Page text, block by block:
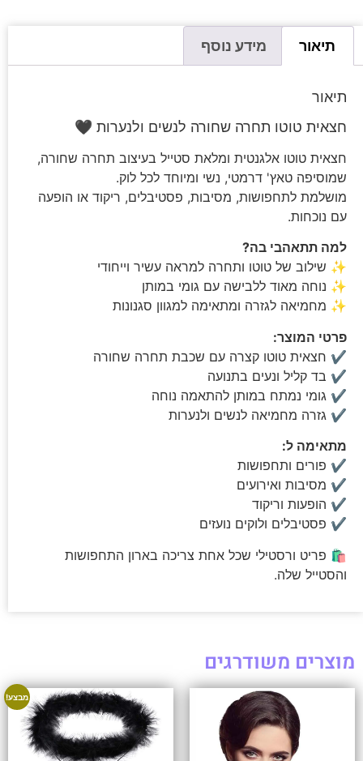
תיאור מידע נוסף
תיאור
חצאית טוטו תחרה שחורה לנשים ולנערות 🖤
חצאית טוטו אלגנטית ומלאת סטייל בעיצוב תחרה שחורה,
שמוסיפה טאץ' דרמטי, נשי ומיוחד לכל לוק.
מושלמת לתחפושות, מסיבות, פסטיבלים, ריקוד או הופעה
עם נוכחות.
למה תתאהבי בה?
✨ שילוב של טוטו ותחרה למראה עשיר וייחודי
✨ נוחה מאוד ללבישה עם גומי במותן
✨ מחמיאה לגזרה ומתאימה למגוון סגנונות
פרטי המוצר:
✔ חצאית טוטו קצרה עם שכבת תחרה שחורה
✔ בד קליל ונעים בתנועה
✔ גומי נמתח במותן להתאמה נוחה
✔ גזרה מחמיאה לנשים ולנערות
מתאימה ל:
✔ פורים ותחפושות
✔ מסיבות ואירועים
✔ הופעות וריקוד
✔ פסטיבלים ולוקים נועזים
🛍️ פריט ורסטילי שכל אחת צריכה בארון התחפושות
והסטייל שלה.
מוצרים משודרגים
מבצע!